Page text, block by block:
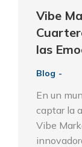
Vibe
las
Blog
En un
captar la
Vibe